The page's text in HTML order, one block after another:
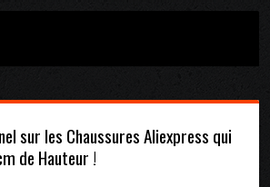
sur les Chaussures Aliexpress qui
de Hauteur !